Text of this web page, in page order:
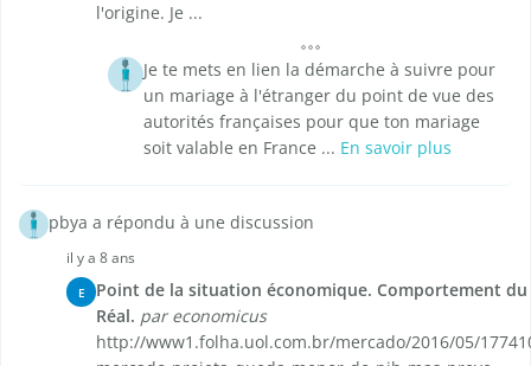
l'origine. Je ...
Je te mets en lien la démarche à suivre pour
un mariage à l'étranger du point de vue des
autorités françaises pour que ton mariage
soit valable en France ... En savoir plus
pbya a répondu à une discussion
il y a 8 ans
E
Point de la situation économique. Comportement du
Réal. par economicus
http://www1.folha.uol.com.br/mercado/2016/05/